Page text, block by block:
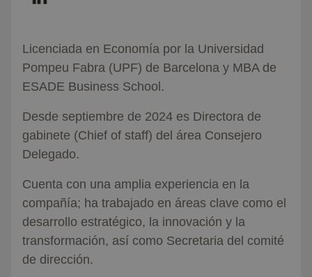
Licenciada en Economía por la Universidad
Pompeu Fabra (UPF) de Barcelona y MBA de
ESADE Business School.
Desde septiembre de 2024 es Directora de
gabinete (Chief of staff) del área Consejero
Delegado.
Cuenta con una amplia experiencia en la
compañía; ha trabajado en áreas clave como el
desarrollo estratégico, la innovación y la
transformación, así como Secretaria del comité
de dirección.